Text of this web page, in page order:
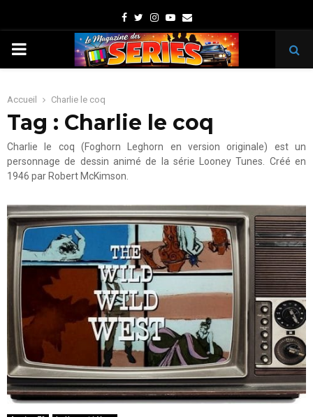
Facebook
TwitterInstagram
Youtube
Email
PRIMARY
Accueil Charlie le coq
Tag : Charlie le coq
Charlie le coq (Foghorn Leghorn en version originale) est un
personnage de dessin animé de la série Looney Tunes. Créé en
1946 par Robert McKimson.